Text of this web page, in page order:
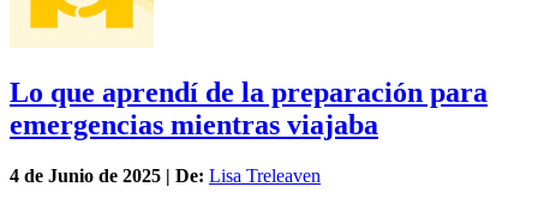
Lo que aprendí de la preparación para
emergencias mientras viajaba